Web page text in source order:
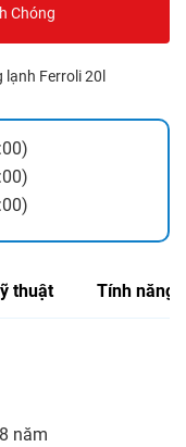
Chóng
lạnh Ferroli 20l
thuật Tính năng
năm